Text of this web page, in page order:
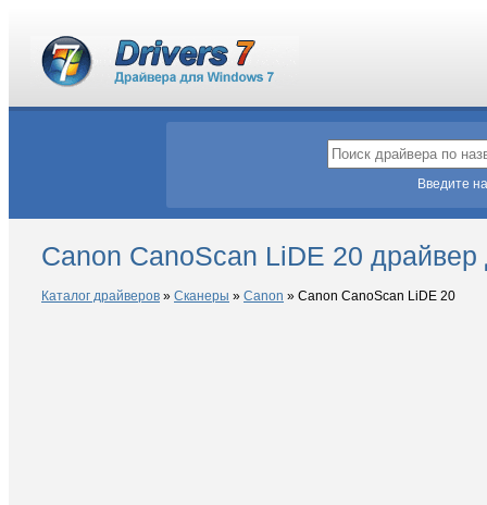
Введите
Canon CanoScan LiDE 20
Каталог драйверов » Сканеры » Canon » Canon CanoScan LiDE 20